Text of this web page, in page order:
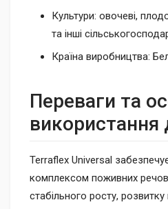
Культури: овочеві,
та інші
Країна виробництва:
Переваги та
використання
Terraflex Universal
комплексом поживних
стабільного росту,